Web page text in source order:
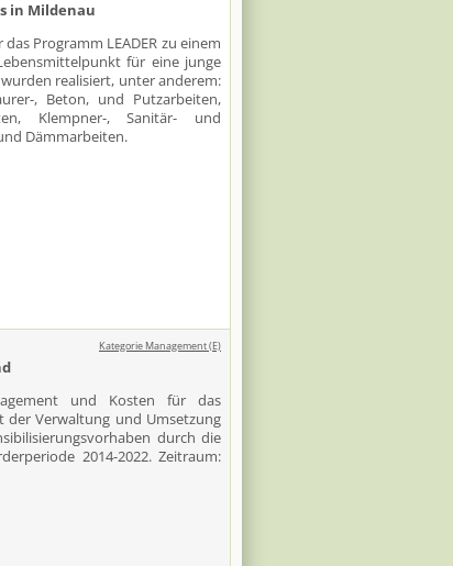
in Mildenau
Programm LEADER zu einem
für eine junge
realisiert, unter anderem:
, Beton, und Putzarbeiten,
Klempner-, Sanitär- und
Dämmarbeiten.
Kategorie Management (E)
und Kosten für das
der Verwaltung und Umsetzung
durch die
2014-2022. Zeitraum: